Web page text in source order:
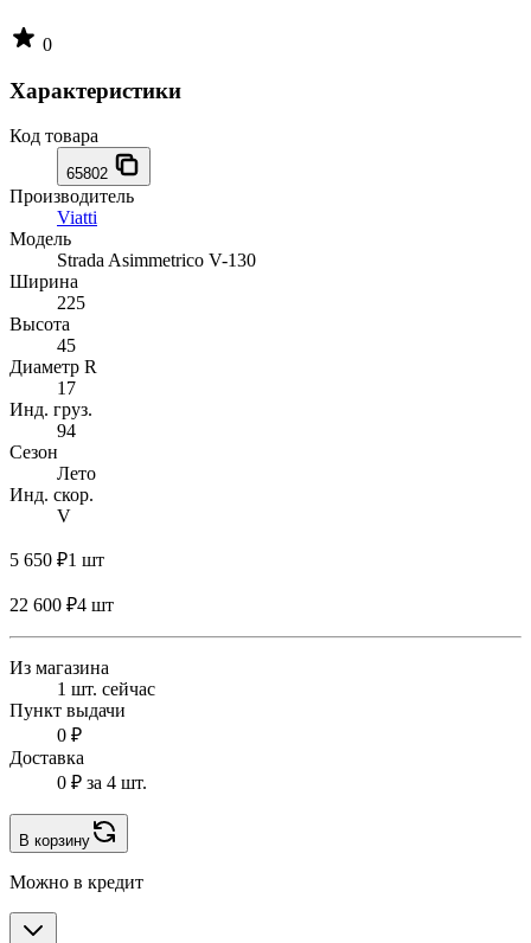
0
Характеристики
Код товара
65802
Производитель
Viatti
Модель
Strada Asimmetrico V-130
Ширина
225
Высота
45
Диаметр R
17
Инд. груз.
94
Сезон
Лето
Инд. скор.
V
5 650 ₽1 шт
22 600 ₽4 шт
Из магазина
1 шт. сейчас
Пункт выдачи
0 ₽
Доставка
0 ₽ за 4 шт.
В корзину
Можно в кредит